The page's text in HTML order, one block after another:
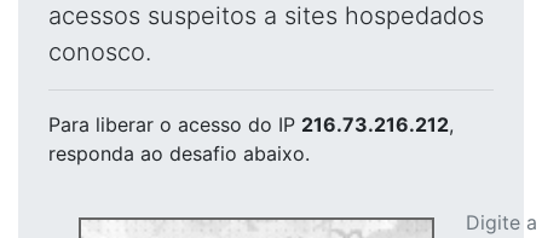
acessos suspeitos a sites hospedados
conosco.
Para liberar o acesso do IP 216.73.216.212,
responda ao desafio abaixo.
Digite